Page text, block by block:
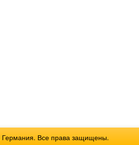
Все права защищены.